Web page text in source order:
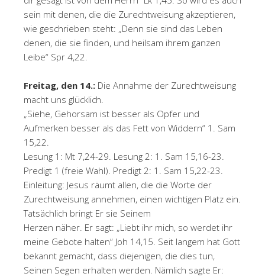
sein mit denen, die die Zurechtweisung akzeptieren,
wie geschrieben steht: „Denn sie sind das Leben
denen, die sie finden, und heilsam ihrem ganzen
Leibe“ Spr 4,22.
Freitag, den 14.: Die Annahme der Zurechtweisung
macht uns glücklich.
„Siehe, Gehorsam ist besser als Opfer und
Aufmerken besser als das Fett von Widdern“ 1. Sam
15,22.
Lesung 1: Mt 7,24-29. Lesung 2: 1. Sam 15,16-23.
Predigt 1 (freie Wahl). Predigt 2: 1. Sam 15,22-23.
Einleitung: Jesus räumt allen, die die Worte der
Zurechtweisung annehmen, einen wichtigen Platz ein.
Tatsächlich bringt Er sie Seinem
Herzen näher. Er sagt: „Liebt ihr mich, so werdet ihr
meine Gebote halten“ Joh 14,15. Seit langem hat Gott
bekannt gemacht, dass diejenigen, die dies tun,
Seinen Segen erhalten werden. Nämlich sagte Er: